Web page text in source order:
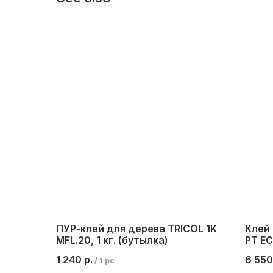
ПУР-клей для дерева TRICOL 1K
MFL.20, 1 кг. (бутылка)
1 240 р. / 1 pc
Клей
PT
6 550